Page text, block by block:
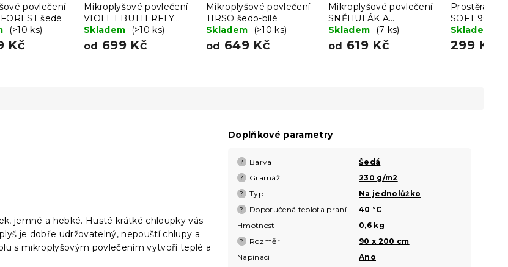
povlečení
šedé
(>10 ks)
Kč
Mikroplyšové povlečení
VIOLET BUTTERFLY
tmavě modré
Skladem (>10 ks)
od 699 Kč
Mikroplyšové povlečení
TIRSO šedo-bílé
Skladem
(>10 ks)
od 649 Kč
Mikroplyšové povlečení
SNĚHULÁK A
PERNÍČEK zelené
Skladem (7 ks)
od 619 Kč
Prostěradlo
SOFT
šedé
Skladem
299 Kč
jemné a hebké. Husté krátké chloupky vás
je dobře udržovatelný, nepouští chlupy a
s mikroplyšovým povlečením vytvoří teplé a
Doplňkové parametry
? Barva Šedá
? Gramáž 230 g/m2
? Typ Na jednolůžko
? Doporučená teplota praní
40 °C
Hmotnost
0,6 kg
? Rozměr
90 x 200 cm
Napínací
Ano